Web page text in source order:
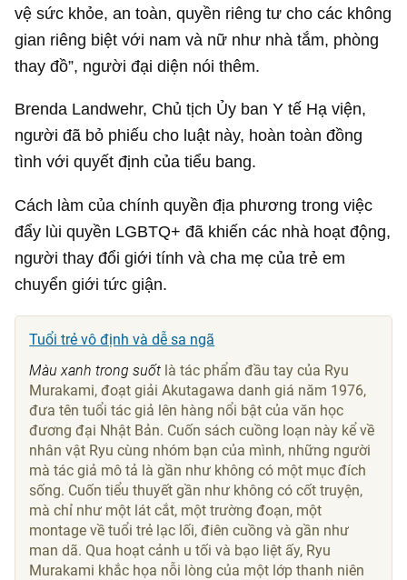
vệ sức khỏe, an toàn, quyền riêng tư cho các không
gian riêng biệt với nam và nữ như nhà tắm, phòng
thay đồ”, người đại diện nói thêm.
Brenda Landwehr, Chủ tịch Ủy ban Y tế Hạ viện,
người đã bỏ phiếu cho luật này, hoàn toàn đồng
tình với quyết định của tiểu bang.
Cách làm của chính quyền địa phương trong việc
đẩy lùi quyền LGBTQ+ đã khiến các nhà hoạt động,
người thay đổi giới tính và cha mẹ của trẻ em
chuyển giới tức giận.
Tuổi trẻ vô định và dễ sa ngã
Màu xanh trong suốt là tác phẩm đầu tay của Ryu
Murakami, đoạt giải Akutagawa danh giá năm 1976,
đưa tên tuổi tác giả lên hàng nổi bật của văn học
đương đại Nhật Bản. Cuốn sách cuồng loạn này kể về
nhân vật Ryu cùng nhóm bạn của mình, những người
mà tác giả mô tả là gần như không có một mục đích
sống. Cuốn tiểu thuyết gần như không có cốt truyện,
mà chỉ như một lát cắt, một trường đoạn, một
montage về tuổi trẻ lạc lối, điên cuồng và gần như
man dã. Qua hoạt cảnh u tối và bạo liệt ấy, Ryu
Murakami khắc họa nỗi lòng của một lớp thanh niên